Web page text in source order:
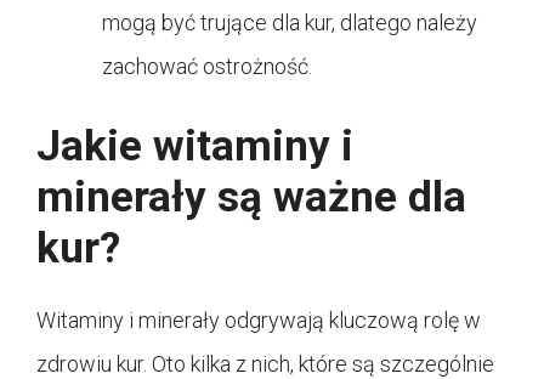
mogą być trujące dla kur, dlatego należy
zachować ostrożność.
Jakie witaminy i
minerały są ważne dla
kur?
Witaminy i minerały odgrywają kluczową rolę w
zdrowiu kur. Oto kilka z nich, które są szczególnie